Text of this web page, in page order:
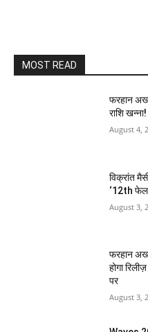
MOST READ
फरहान
राशि खन्ना!
August 4,
विक्रांत
‘12th फेल’
August 3,
फरहान
होगा
पर
August 3,